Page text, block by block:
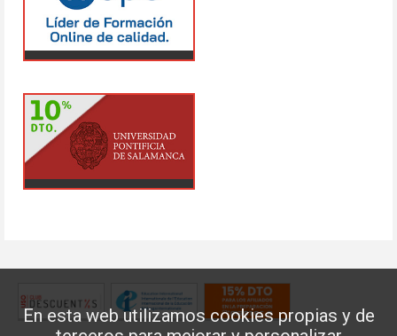
En esta web utilizamos cookies propias y de